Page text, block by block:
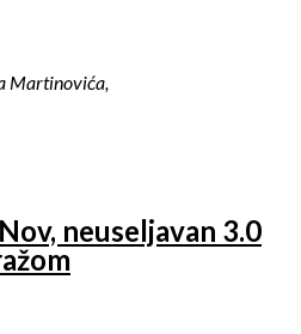
Martinovića,
neuseljavan 3.0